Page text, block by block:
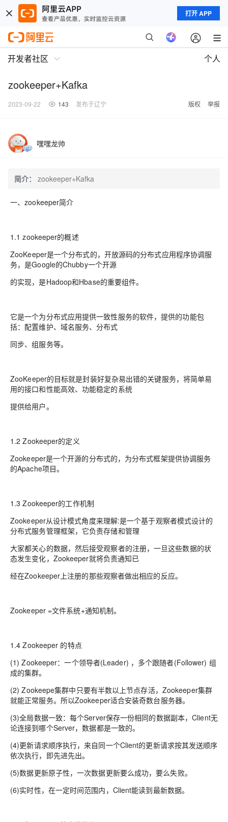
打开 APP
开发者社区 个人
zookeeper+Kafka
2023-09-22 143 发布于辽宁 版权 举报
嘿嘿龙帅
简介： zookeeper+Kafka
一、zookeeper简介
1.1 zookeeper的概述
ZooKeeper是一个分布式的，开放源码的分布式应用程序协调服
务，是Google的Chubby一个开源
的实现，是Hadoop和Hbase的重要组件。
它是一个为分布式应用提供一致性服务的软件，提供的功能包
括：配置维护、域名服务、分布式
同步、组服务等。
ZooKeeper的目标就是封装好复杂易出错的关键服务，将简单易
用的接口和性能高效、功能稳定的系统
提供给用户。
1.2 Zookeeper的定义
Zookeeper是一个开源的分布式的，为分布式框架提供协调服务
的Apache项目。
1.3 Zookeeper的工作机制
Zookeeper从设计模式角度来理解:是一个基于观察者模式设计的
分布式服务管理框架，它负责存储和管理
大家都关心的数据，然后接受观察者的注册，一旦这些数据的状
态发生变化，Zookeeper就将负责通知已
经在Zookeeper上注册的那些观察者做出相应的反应。
Zookeeper =文件系统+通知机制。
1.4 Zookeeper 的特点
(1) Zookeeper：一个领导者(Leader) ，多个跟随者(Follower) 组
成的集群。
(2) Zookeepe集群中只要有半数以上节点存活，Zookeeper集群
就能正常服务。所以Zookeeper适合安装奇数台服务器。
(3)全局数据一致：每个Server保存一份相同的数据副本，Client无
论连接到哪个Server，数据都是一致的。
(4)更新请求顺序执行，来自同一个Client的更新请求按其发送顺序
依次执行，即先进先出。
(5)数据更新原子性，一次数据更新要么成功，要么失败。
(6)实时性，在一定时间范围内，Client能读到最新数据。